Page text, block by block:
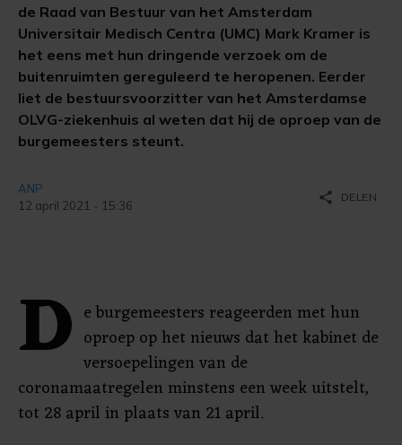
de Raad van Bestuur van het Amsterdam
Universitair Medisch Centra (UMC) Mark Kramer is
het eens met hun dringende verzoek om de
buitenruimten gereguleerd te heropenen. Eerder
liet de bestuursvoorzitter van het Amsterdamse
OLVG-ziekenhuis al weten dat hij de oproep van de
burgemeesters steunt.
ANP
12 april 2021 - 15:36
share DELEN
D e burgemeesters reageerden met hun
oproep op het nieuws dat het kabinet de
versoepelingen van de
coronamaatregelen minstens een week uitstelt,
tot 28 april in plaats van 21 april.